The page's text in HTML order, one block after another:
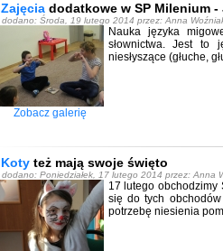
Zajęcia dodatkowe w SP Milenium
dodano: Środa, 19 lutego 2014 przez: Anna
Zobacz galerię
Nauka języka
słownictwa. Jest to
niesłyszące (głuche,
Koty też mają swoje święto
dodano: Poniedziałek, 17 lutego 2014 przez: Anna
17 lutego obchodzimy
się do tych
potrzebę niesienia